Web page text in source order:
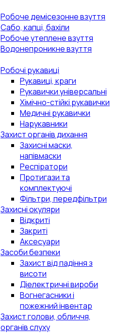
Робоче демісезонне взуття
Сабо, капці, бахіли
Робоче утеплене взуття
Водонепроникне взуття
Робочі рукавиці
Рукавиці, краги
Рукавички універсальні
Хімічно-стійкі рукавички
Медичні рукавички
Нарукавники
Захист органів дихання
Захисні маски,
напівмаски
Респіратори
Протигази та
комплектуючі
Фільтри, передфільтри
Захисні окуляри
Відкриті
Закриті
Аксесуари
Засоби безпеки
Захист від падіння з
висоти
Діелектричні вироби
Вогнегасники і
пожежний інвентар
Захист голови, обличчя,
органів слуху